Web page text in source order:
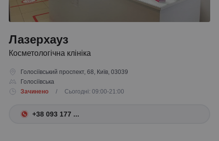
Лазерхауз
Косметологічна клініка
Голосіївський проспект, 68, Київ, 03039
Голосіївська
Зачинено
/ Сьогодні: 09:00-21:00
+38 093 177 ...